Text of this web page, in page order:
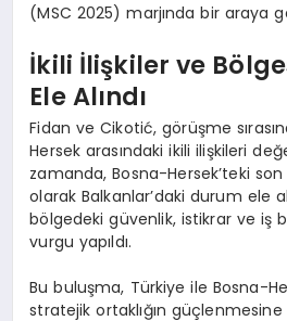
(MSC 2025) marjında bir araya
İkili İlişkiler ve
Ele Alındı
Fidan ve Cikotić, görüşme
Hersek arasındaki ikili ilişkileri
zamanda, Bosna-Hersek’teki
olarak Balkanlar’daki durum ele
bölgedeki güvenlik, istikrar ve iş
vurgu yapıldı.
Bu buluşma, Türkiye ile Bosna-
stratejik ortaklığın